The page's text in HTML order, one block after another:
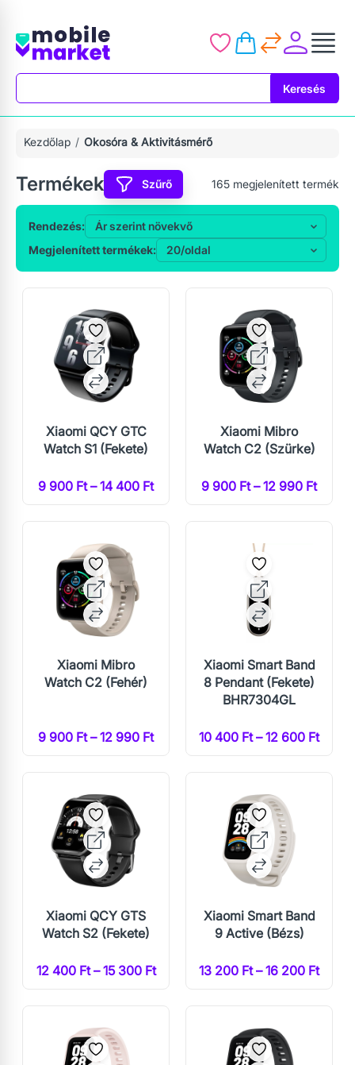
Keresés
Kezdőlap Okosóra & Aktivitásmérő
Termékek Szűrő 165 megjelenített termék
Rendezés:
Megjelenített termékek:
Xiaomi QCY GTC
Watch S1 (Fekete)
9 900 Ft – 14 400 Ft
Xiaomi Mibro
Watch C2 (Szürke)
9 900 Ft – 12 990 Ft
Xiaomi Mibro
Watch C2 (Fehér)
9 900 Ft – 12 990 Ft
Xiaomi Smart Band
8 Pendant (Fekete)
BHR7304GL
10 400 Ft – 12 600 Ft
Xiaomi QCY GTS
Watch S2 (Fekete)
12 400 Ft – 15 300 Ft
Xiaomi Smart Band
9 Active (Bézs)
13 200 Ft – 16 200 Ft